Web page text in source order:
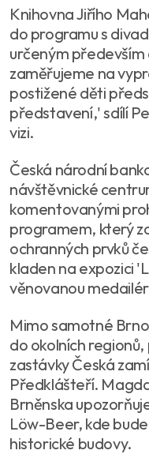
Knihovna Jiřího
do programu s
určeným
zaměřujeme na
postižené děti
představení,' sdílí
vizi.
Česká národní
návštěvnické
komentovanými
programem, který
ochranných prvků
kladen na expozici
věnovanou
Mimo samotné
do okolních
zastávky Česká
Předklášteří.
Brněnska
Löw-Beer, kde
historické budovy.